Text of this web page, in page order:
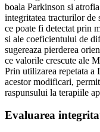
boala Parkinson si
integritatea tracturilor de
ce poate fi detectat prin
si ale coeficientului de
sugereaza pierderea
ce valorile crescute ale
Prin utilizarea repetata
acestor modificari,
raspunsului la terapiile
Evaluarea